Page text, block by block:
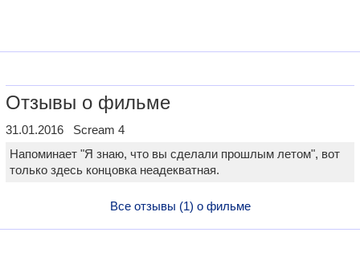
Отзывы о фильме
31.01.2016 Scream 4
Напоминает "Я знаю, что вы сделали прошлым летом", вот
только здесь концовка неадекватная.
Все отзывы (1) о фильме